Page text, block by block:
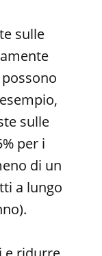
sulle
sulle
per i
di un
a lungo